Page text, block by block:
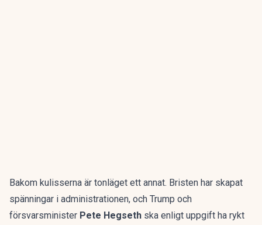
Bakom kulisserna är tonläget ett annat. Bristen har skapat
spänningar i administrationen, och Trump och
försvarsminister Pete Hegseth ska enligt uppgift ha rykt